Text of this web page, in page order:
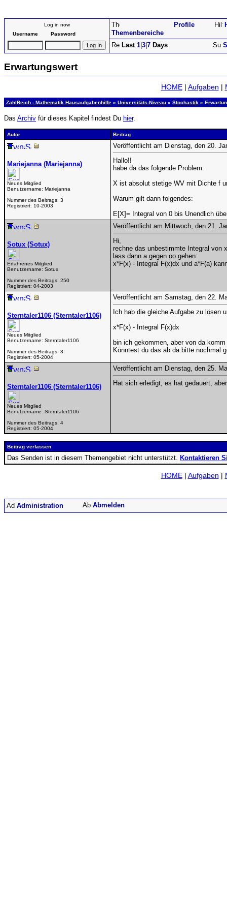
Log in now
Username
Password Themenbereiche
Profile
Last 1 3 7 Days
Erwartungswert
HOME| Aufgaben |
ZahlReich - Mathematik Hausaufgabenhilfe » Universitäts-Niveau » Stochastik »
Das Archiv für dieses Kapitel findest Du hier.
Autor Beitrag
Mariejanna (Mariejanna)
Neues Mitglied
Benutzername: Mariejanna
Nummer des Beitrags: 3
Registriert: 10-2003
Veröffentlicht am Dienstag, den 20.
Hallo!!
habe da das folgende Problem:
X ist absolut stetige WV mit Dichte f
Warum gilt dann folgendes:
E[X]= Integral von 0 bis Unendlich
Sotux (Sotux)
Erfahrenes Mitglied
Benutzername: Sotux
Nummer des Beitrags: 250
Registriert: 04-2003
Veröffentlicht am Mittwoch, den 21.
Hi,
rechne das unbestimmte Integral von
lass dann a gegen oo gehen:
x*F(x) - Integral F(x)dx und a*F(a)
Sterntaler1106 (Sterntaler1106)
Neues Mitglied
Benutzername: Sterntaler1106
Nummer des Beitrags: 3
Registriert: 05-2004
Veröffentlicht am Samstag, den 22.
Ich hab die gleiche Aufgabe zu lösen
x*F(x) - Integral F(x)dx
bin ich gekommen, aber von da
Könntest du das ab da bitte nochmal
Sterntaler1106 (Sterntaler1106)
Neues Mitglied
Benutzername: Sterntaler1106
Nummer des Beitrags: 4
Registriert: 05-2004
Veröffentlicht am Dienstag, den 25.
Hat sich erledigt, es hat gedauert,
Beitrag verfassen
Das Senden ist in diesem Themengebiet nicht unterstützt. Kontaktieren
HOME| Aufgaben |
Administration Abmelden